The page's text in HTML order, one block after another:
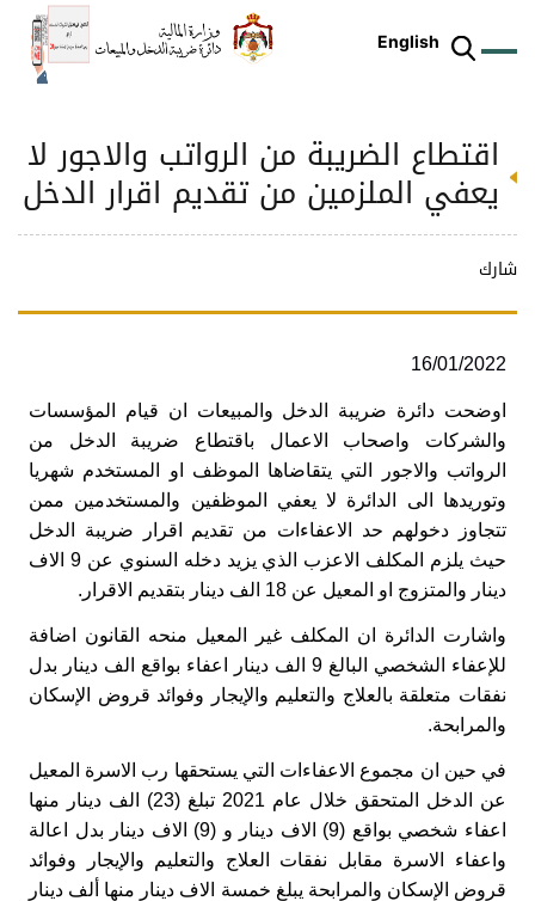
English
اقتطاع الضريبة من الرواتب والاجور لا
يعفي الملزمين من تقديم اقرار الدخل
شارك
16/01/2022
‏اوضحت دائرة ضريبة الدخل والمبيعات ان قيام المؤسسات
والشركات واصحاب الاعمال باقتطاع ضريبة الدخل من
الرواتب والاجور التي يتقاضاها الموظف او المستخدم شهريا
وتوريدها الى الدائرة لا يعفي الموظفين والمستخدمين ممن
تتجاوز دخولهم حد الاعفاءات من تقديم اقرار ضريبة الدخل
حيث يلزم المكلف الاعزب الذي يزيد دخله السنوي عن 9 الاف
دينار والمتزوج او المعيل عن 18 الف دينار بتقديم الاقرار.
واشارت الدائرة ان المكلف غير المعيل منحه القانون اضافة
للإعفاء الشخصي البالغ 9 الف دينار اعفاء بواقع الف دينار بدل
نفقات متعلقة بالعلاج والتعليم والإيجار وفوائد ‏قروض الإسكان
‏والمرابحة.
في حين ان مجموع الاعفاءات التي يستحقها رب الاسرة المعيل
عن الدخل المتحقق خلال عام 2021 تبلغ (23) الف دينار منها
اعفاء شخصي بواقع (9) الاف دينار و (9) الاف دينار بدل اعالة
واعفاء الاسرة مقابل نفقات العلاج والتعليم والإيجار وفوائد
قروض الإسكان والمرابحة يبلغ خمسة الاف دينار منها ألف دينار